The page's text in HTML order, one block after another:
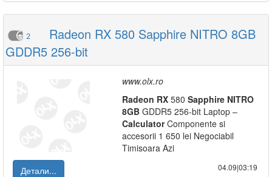
2
Radeon RX 580 Sapphire NITRO 8GB
GDDR5 256-bit
www.olx.ro
Radeon RX 580 Sapphire NITRO
8GB GDDR5 256-bit Laptop –
CalculatorComponente si
accesorii 1 650 lei Negociabil
Timisoara Azi
Детали...
04.09|03:19